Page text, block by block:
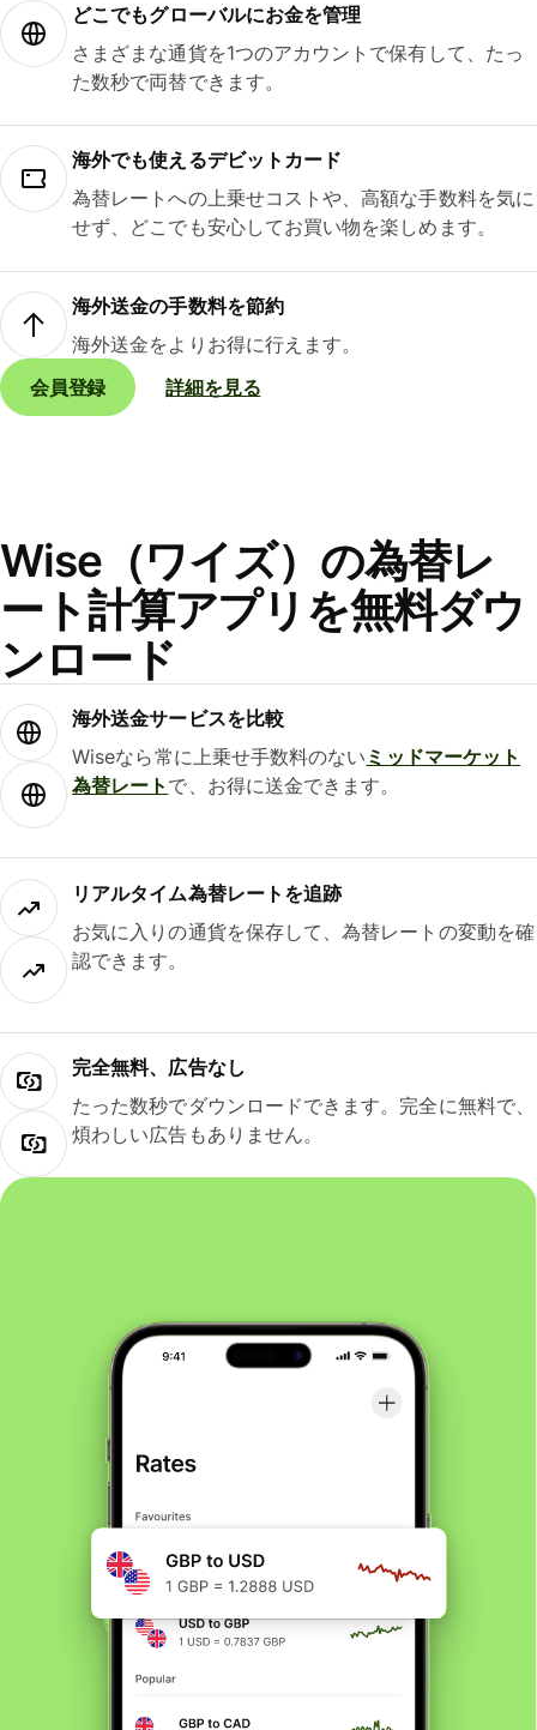
どこでもグ⁠ロ⁠ー⁠バ⁠ルにお金を管理
さまざまな通貨を1つのアカウントで保有して、たっ
た数秒で両替できます。
海外でも使えるデビットカード
為替レートへの上乗せコストや、高額な手数料を気に
せず、どこでも安心してお買い物を楽しめます。
海外送金の手数料を節約
海外送金をよりお得に行えます。
会員登録
詳細を見る
Wise（ワイズ）の為替レ
ート計算アプリを無料ダウ
ンロード
海外送金サービスを比較
Wiseなら常に上乗せ手数料のない ミッドマーケット
為替レート で、お得に送金できます。
リアルタイム為替レートを追跡
お気に入りの通貨を保存して、為替レートの変動を確
認できます。
完全無料、広告なし
たった数秒でダウンロードできます。完全に無料で、
煩わしい広告もありません。